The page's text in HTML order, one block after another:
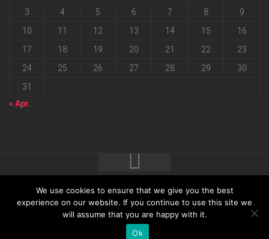
3
4 5 6 7 8
9
10
11 12 13 14 15
16
17
18 19 20 21 22
23
24
25 26 27 28 29
30
31
« Apr.
2026 progressmedia Verlag & Werbeagentur GmbH • Bautzner
Landstraße 62 • 01324 Dresden
We use cookies to ensure that we give you the best
experience on our website. If you continue to use this site we
will assume that you are happy with it.
Ok